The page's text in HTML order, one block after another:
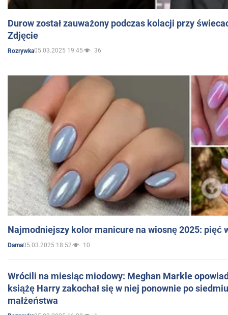
Durow został zauważony podczas kolacji przy
Zdjęcie
Rozrywka05.03.2025 19:45 36
Najmodniejszy kolor manicure na wiosnę 2025: pięć
Dama05.03.2025 18:52 10
Wrócili na miesiąc miodowy: Meghan Markle
książę Harry zakochał się w niej ponownie po
małżeństwa